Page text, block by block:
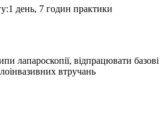
день, 7 годин практики
лапароскопії, відпрацювати базові
втручань